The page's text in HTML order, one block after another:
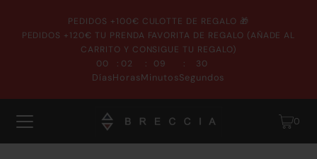
PEDIDOS +100€ CULOTTE DE REGALO 🎁
PEDIDOS +120€ TU PRENDA FAVORITA DE REGALO (AÑADE AL
CARRITO Y CONSIGUE TU REGALO)
00
Días
: 02
Horas
: 09
Minutos
: 30
Segundos
0